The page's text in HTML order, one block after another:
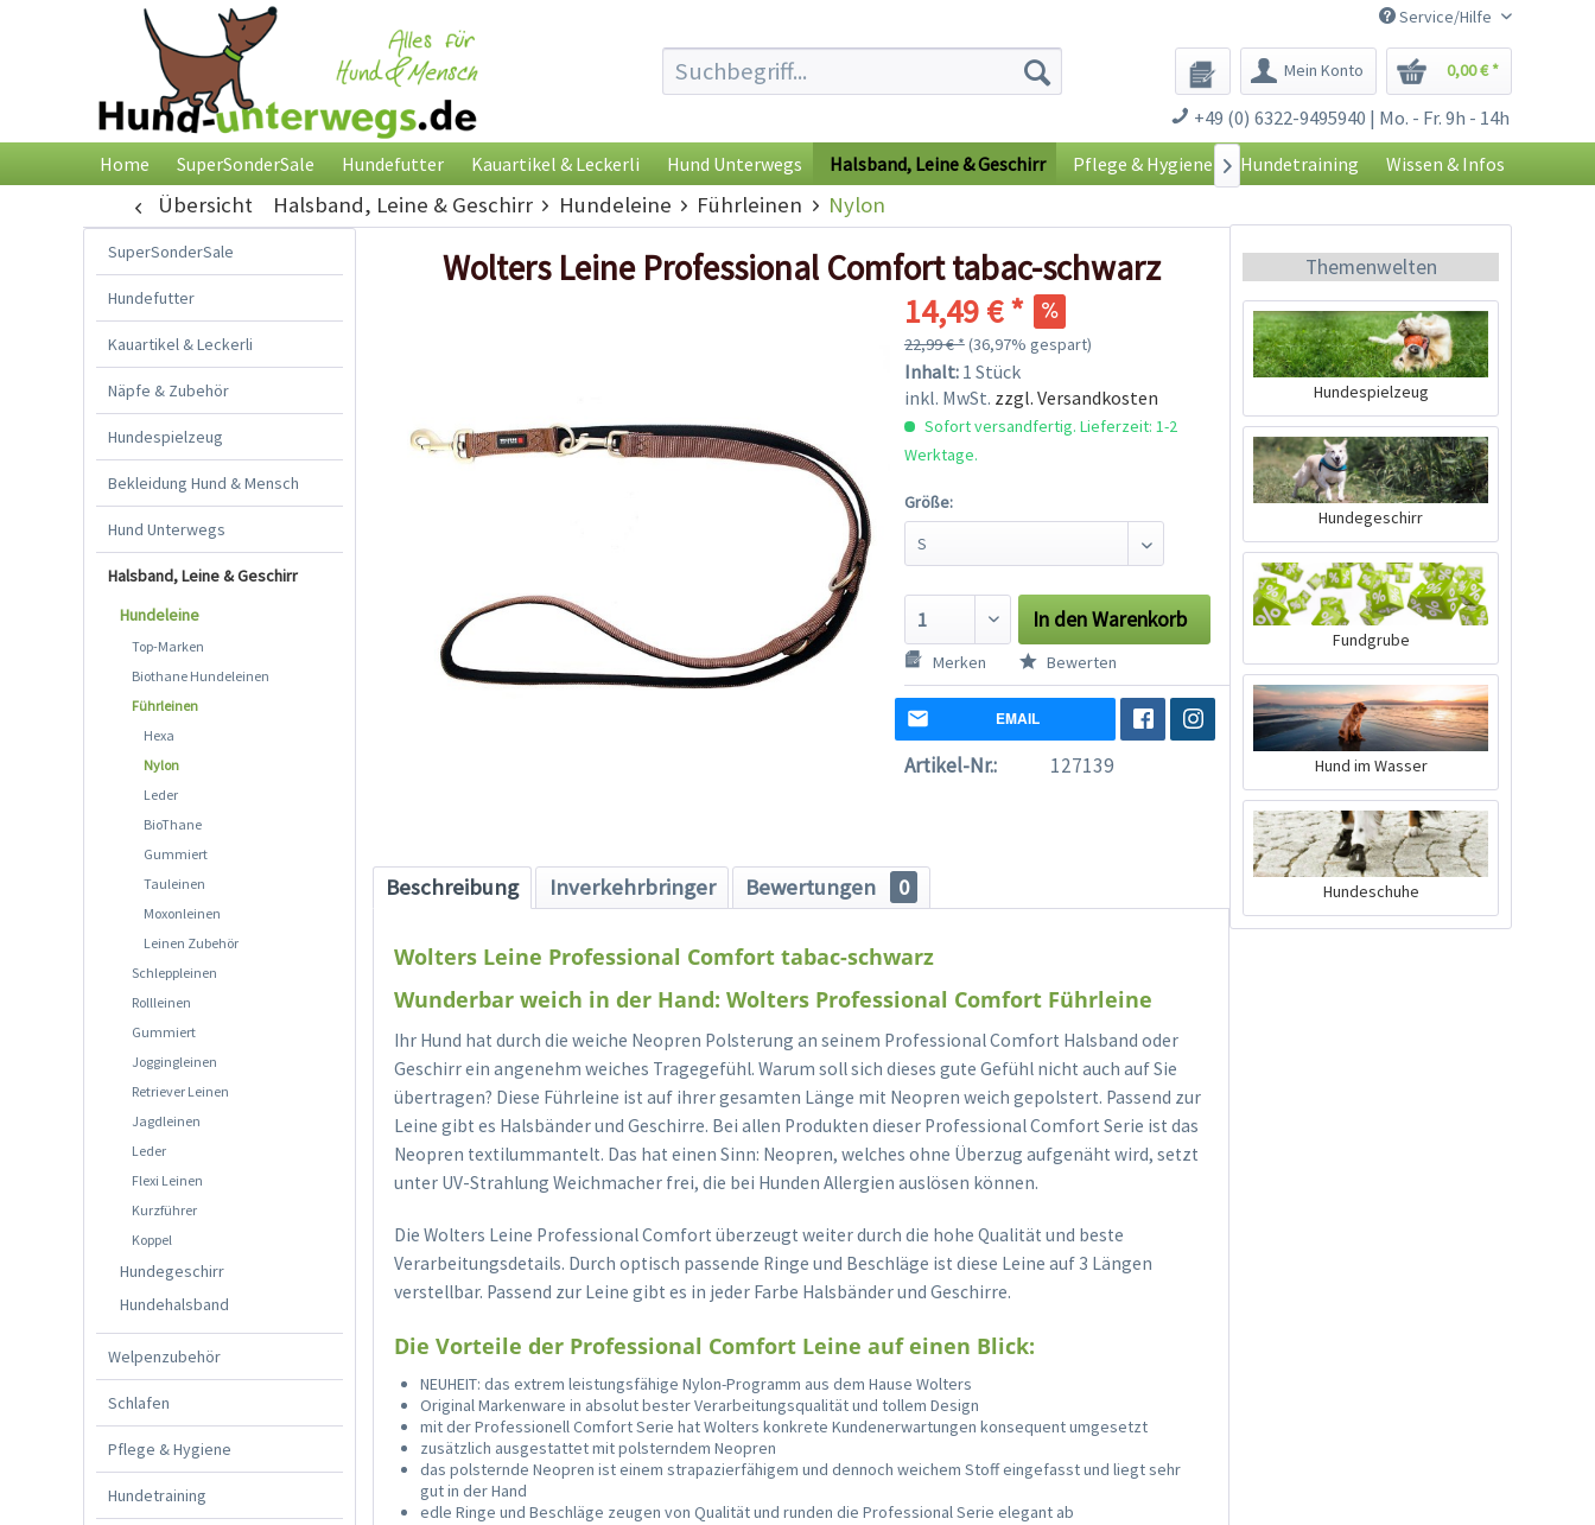
Service/Hilfe
Mein Konto 0,00 € *
+49 (0) 6322-9495940 | Mo. - Fr. 9h - 14h
Home SuperSonderSale Hundefutter Kauartikel & Leckerli Hund Unterwegs Halsband, Leine & Geschirr Pflege & Hygiene Hundetraining Wissen & Infos

Übersicht Halsband, Leine & Geschirr Hundeleine Führleinen Nylon
SuperSonderSale
Hundefutter
Kauartikel & Leckerli
Näpfe & Zubehör
Hundespielzeug
Bekleidung Hund & Mensch
Hund Unterwegs
Halsband, Leine & Geschirr
Hundeleine
Top-Marken
Biothane Hundeleinen
Führleinen
Hexa
Nylon
Leder
BioThane
Gummiert
Tauleinen
Moxonleinen
Leinen Zubehör
Schleppleinen
Rollleinen
Gummiert
Joggingleinen
Retriever Leinen
Jagdleinen
Leder
Flexi Leinen
Kurzführer
Koppel
Hundegeschirr
Hundehalsband
Welpenzubehör
Schlafen
Pflege & Hygiene
Hundetraining
Wolters Leine Professional Comfort tabac-schwarz
14,49 € *
22,99 € *(36,97% gespart)
Inhalt: 1 Stück
inkl. MwSt. zzgl. Versandkosten
Sofort versandfertig. Lieferzeit: 1-2
Werktage.
Größe:
In den Warenkorb
Merken Bewerten
EMAIL
Artikel-Nr.: 127139
Beschreibung Inverkehrbringer Bewertungen 0
Wolters Leine Professional Comfort tabac-schwarz
Wunderbar weich in der Hand: Wolters Professional Comfort Führleine
Ihr Hund hat durch die weiche Neopren Polsterung an seinem Professional Comfort Halsband oder
Geschirr ein angenehm weiches Tragegefühl. Warum soll sich dieses gute Gefühl nicht auch auf Sie
übertragen? Diese Führleine ist auf ihrer gesamten Länge mit Neopren weich gepolstert. Passend zur
Leine gibt es Halsbänder und Geschirre. Bei allen Produkten dieser Professional Comfort Serie ist das
Neopren textilummantelt. Das hat einen Sinn: Neopren, welches ohne Überzug aufgenäht wird, setzt
unter UV-Strahlung Weichmacher frei, die bei Hunden Allergien auslösen können.
Die Wolters Leine Professional Comfort überzeugt weiter durch die hohe Qualität und beste
Verarbeitungsdetails. Durch optisch passende Ringe und Beschläge ist diese Leine auf 3 Längen
verstellbar. Passend zur Leine gibt es in jeder Farbe Halsbänder und Geschirre.
Die Vorteile der Professional Comfort Leine auf einen Blick:
NEUHEIT: das extrem leistungsfähige Nylon-Programm aus dem Hause Wolters
Original Markenware in absolut bester Verarbeitungsqualität und tollem Design
mit der Professionell Comfort Serie hat Wolters konkrete Kundenerwartungen konsequent umgesetzt
zusätzlich ausgestattet mit polsterndem Neopren
das polsternde Neopren ist einem strapazierfähigem und dennoch weichem Stoff eingefasst und liegt sehr
gut in der Hand
edle Ringe und Beschläge zeugen von Qualität und runden die Professional Serie elegant ab
Themenwelten
Hundespielzeug
Hundegeschirr
Fundgrube
Hund im Wasser
Hundeschuhe